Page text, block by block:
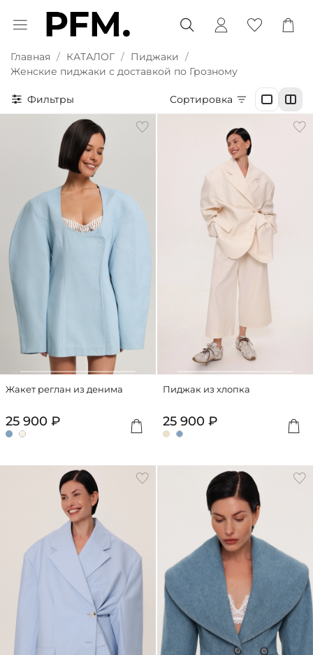
Главная КАТАЛОГ
Пиджаки
Женские пиджаки с доставкой по Грозному
Фильтры Сортировка
Жакет реглан из денима
25 900 ₽
Пиджак из хлопка
25 900 ₽